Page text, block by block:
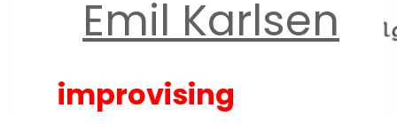
Emil Karlsen
improvising